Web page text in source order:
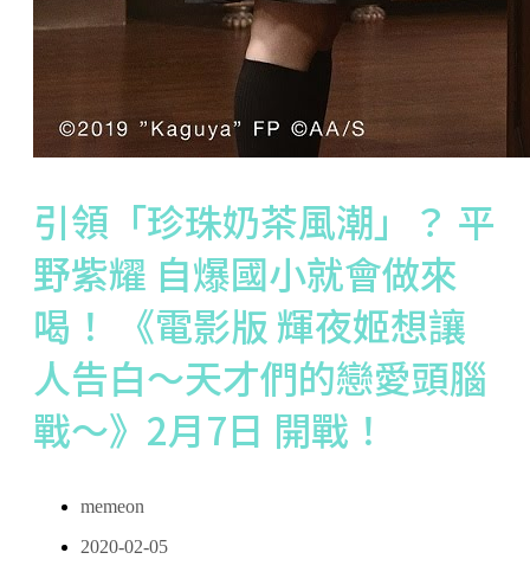
引領「珍珠奶茶風潮」？ 平
野紫耀 自爆國小就會做來
喝！ 《電影版 輝夜姬想讓
人告白～天才們的戀愛頭腦
戰～》2月7日 開戰！
memeon
2020-02-05